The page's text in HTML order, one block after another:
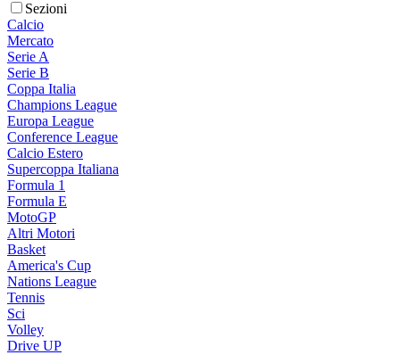
Sezioni
Calcio
Mercato
Serie A
Serie B
Coppa Italia
Champions League
Europa League
Conference League
Calcio Estero
Supercoppa Italiana
Formula 1
Formula E
MotoGP
Altri Motori
Basket
America's Cup
Nations League
Tennis
Sci
Volley
Drive UP